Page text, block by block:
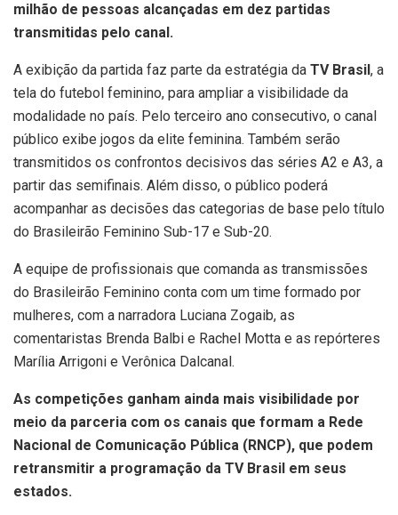
milhão de pessoas alcançadas em dez partidas
transmitidas pelo canal.
A exibição da partida faz parte da estratégia da TV Brasil, a
tela do futebol feminino, para ampliar a visibilidade da
modalidade no país. Pelo terceiro ano consecutivo, o canal
público exibe jogos da elite feminina. Também serão
transmitidos os confrontos decisivos das séries A2 e A3, a
partir das semifinais. Além disso, o público poderá
acompanhar as decisões das categorias de base pelo título
do Brasileirão Feminino Sub-17 e Sub-20.
A equipe de profissionais que comanda as transmissões
do Brasileirão Feminino conta com um time formado por
mulheres, com a narradora Luciana Zogaib, as
comentaristas Brenda Balbi e Rachel Motta e as repórteres
Marília Arrigoni e Verônica Dalcanal.
As competições ganham ainda mais visibilidade por
meio da parceria com os canais que formam a Rede
Nacional de Comunicação Pública (RNCP), que podem
retransmitir a programação da TV Brasil em seus
estados.